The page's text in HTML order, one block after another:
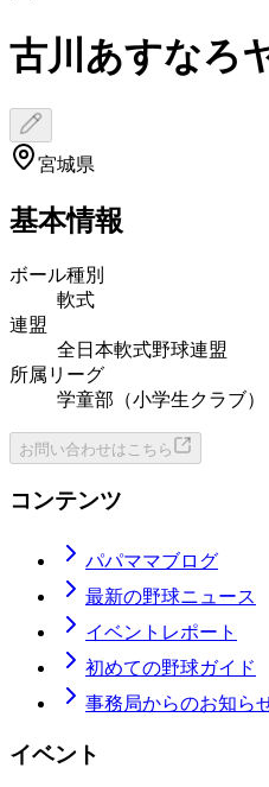
古川あすなろ
宮城県
基本情報
ボール種別
軟式
連盟
全日本軟式野球連盟
所属リーグ
学童部（小学生クラブ）
お問い合わせはこちら
コンテンツ
パパママブログ
最新の野球ニュース
イベントレポート
初めての野球ガイド
事務局からのお知ら
イベント